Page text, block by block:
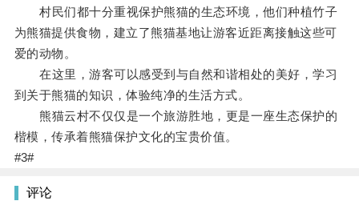
村民们都十分重视保护熊猫的生态环境，他们种植竹子
为熊猫提供食物，建立了熊猫基地让游客近距离接触这些可
爱的动物。
在这里，游客可以感受到与自然和谐相处的美好，学习
到关于熊猫的知识，体验纯净的生活方式。
熊猫云村不仅仅是一个旅游胜地，更是一座生态保护的
楷模，传承着熊猫保护文化的宝贵价值。
#3#
评论